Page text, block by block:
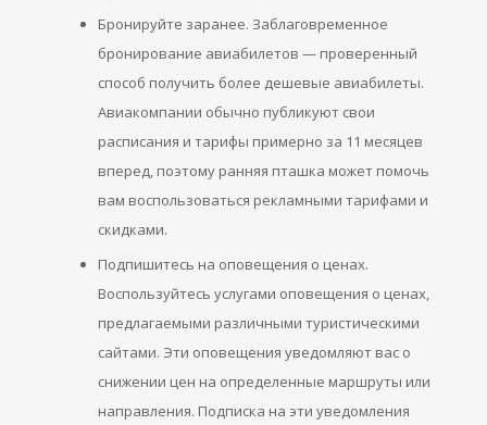
Бронируйте заранее. Заблаговременное
бронирование авиабилетов — проверенный
способ получить более дешевые авиабилеты.
Авиакомпании обычно публикуют свои
расписания и тарифы примерно за 11 месяцев
вперед, поэтому ранняя пташка может помочь
вам воспользоваться рекламными тарифами и
скидками.
Подпишитесь на оповещения о ценах.
Воспользуйтесь услугами оповещения о ценах,
предлагаемыми различными туристическими
сайтами. Эти оповещения уведомляют вас о
снижении цен на определенные маршруты или
направления. Подписка на эти уведомления